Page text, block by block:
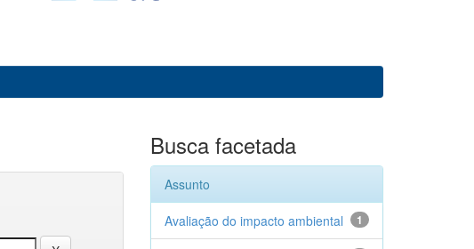
Busca facetada
Assunto
1
Avaliação do impacto ambiental